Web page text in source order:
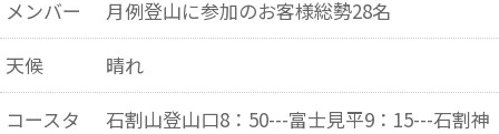
メンバー
月例登山に参加のお客様総勢28名
天候
晴れ
コースタ
石割山登山口8：50---富士見平9：15---石割神